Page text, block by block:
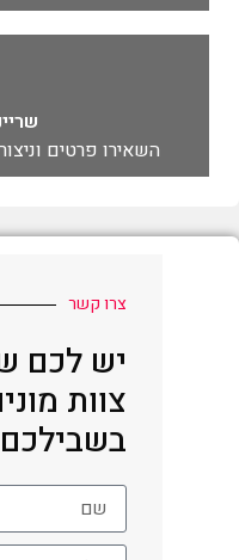
השאירו פרטים
צרו קשר
יש לכם
צוות
בשבילכם 24/7